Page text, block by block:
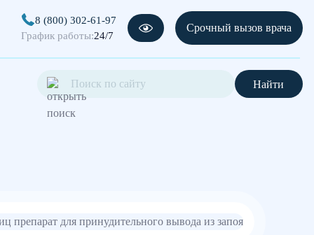
8 (800) 302-61-97
График работы:24/7
Срочный вызов врача
Найти